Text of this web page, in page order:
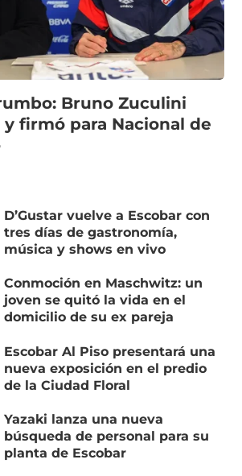
Bruno Zuculini
firmó para Nacional de
D’Gustar vuelve a Escobar con
tres días de gastronomía,
música y shows en vivo
Conmoción en Maschwitz: un
joven se quitó la vida en el
domicilio de su ex pareja
Escobar Al Piso presentará una
nueva exposición en el predio
de la Ciudad Floral
Yazaki lanza una nueva
búsqueda de personal para su
planta de Escobar